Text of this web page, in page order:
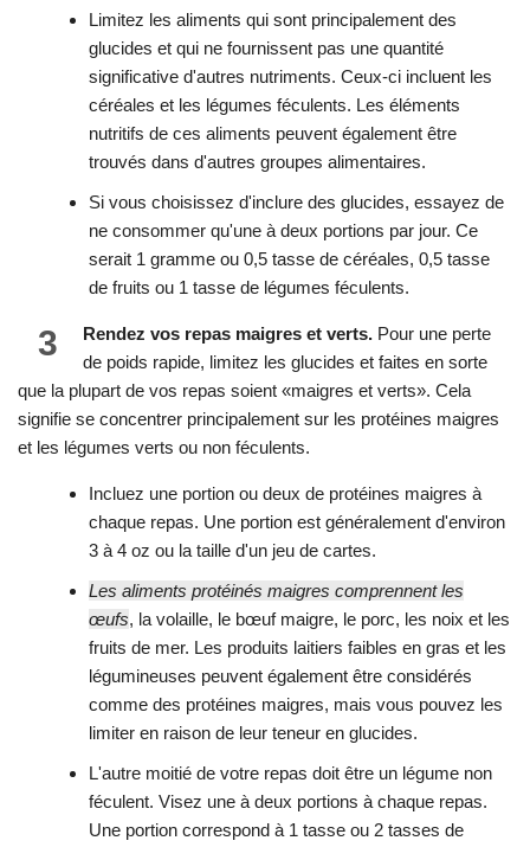
Limitez les aliments qui sont principalement des
glucides et qui ne fournissent pas une quantité
significative d'autres nutriments. Ceux-ci incluent les
céréales et les légumes féculents. Les éléments
nutritifs de ces aliments peuvent également être
trouvés dans d'autres groupes alimentaires.
Si vous choisissez d'inclure des glucides, essayez de
ne consommer qu'une à deux portions par jour. Ce
serait 1 gramme ou 0,5 tasse de céréales, 0,5 tasse
de fruits ou 1 tasse de légumes féculents.
3 Rendez vos repas maigres et verts. Pour une perte
de poids rapide, limitez les glucides et faites en sorte
que la plupart de vos repas soient «maigres et verts». Cela
signifie se concentrer principalement sur les protéines maigres
et les légumes verts ou non féculents.
Incluez une portion ou deux de protéines maigres à
chaque repas. Une portion est généralement d'environ
3 à 4 oz ou la taille d'un jeu de cartes.
Les aliments protéinés maigres comprennent les
œufs, la volaille, le bœuf maigre, le porc, les noix et les
fruits de mer. Les produits laitiers faibles en gras et les
légumineuses peuvent également être considérés
comme des protéines maigres, mais vous pouvez les
limiter en raison de leur teneur en glucides.
L'autre moitié de votre repas doit être un légume non
féculent. Visez une à deux portions à chaque repas.
Une portion correspond à 1 tasse ou 2 tasses de